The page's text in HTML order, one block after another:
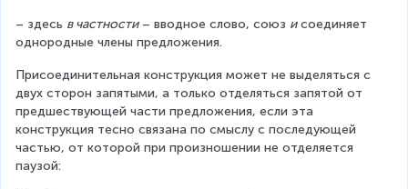
– здесь в частности – вводное слово, союз и соединяет
однородные члены предложения.
Присоединительная конструкция может не выделяться с
двух сторон запятыми, а только отделяться запятой от
предшествующей части предложения, если эта
конструкция тесно связана по смыслу с последующей
частью, от которой при произношении не отделяется
паузой: